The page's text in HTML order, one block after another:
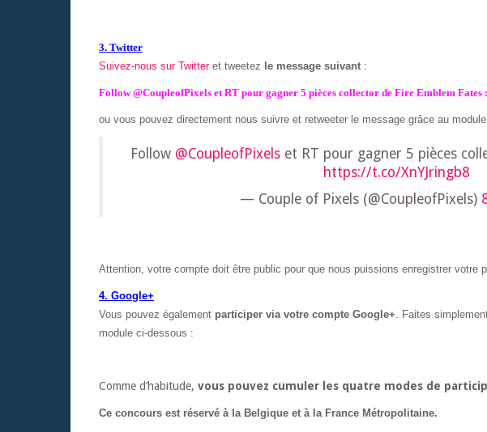
3. Twitter
Suivez-nous sur Twitteret tweetez le message suivant :
Follow @CoupleofPixels et RT pour gagner 5 pièces collector de Fire Emblem
ou vous pouvez directement nous suivre et retweeter le message grâce au
Follow @CoupleofPixels et RT pour gagner 5 pièces
https://t.co/XnYJringb8
— Couple of Pixels (@CoupleofPixels)
Attention, votre compte doit être public pour que nous puissions enregistrer votre
4. Google+
Vous pouvez également participer via votre compte Google+ . Faites
module ci-dessous :
Comme d’habitude, vous pouvez cumuler les quatre modes de
Ce concours est réservé à la Belgique et à la France Métropolitaine.